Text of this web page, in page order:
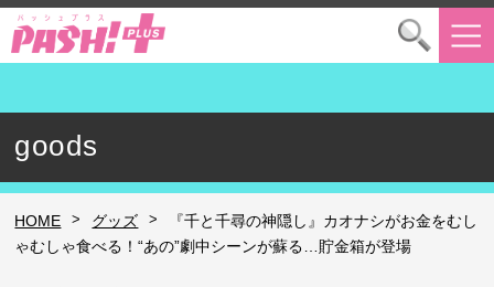
goods
HOME > グッズ >
『千と千尋の神隠し』カオナシがお金をむし
ゃむしゃ食べる！“あの”劇中シーンが蘇る…貯金箱が登場